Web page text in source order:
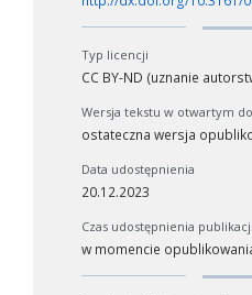
Typ licencji
CC BY-ND (uznanie
Wersja tekstu w otwartym
ostateczna wersja
Data udostępnienia
20.12.2023
Czas udostępnienia
w momencie